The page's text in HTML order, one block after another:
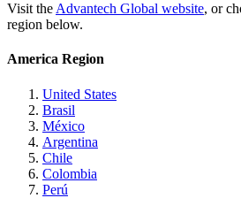
Visit the Advantech Global website, or
region below.
America Region
United States
Brasil
México
Argentina
Chile
Colombia
Perú